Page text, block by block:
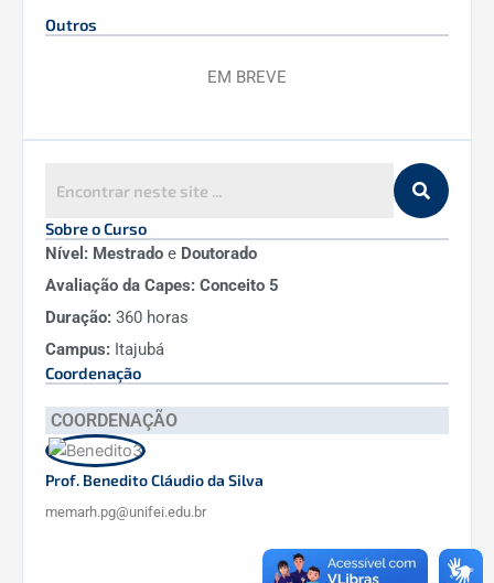
Outros
EM BREVE
Sobre o Curso
Nível: Mestrado e Doutorado
Avaliação da Capes: Conceito 5
Duração: 360 horas
Campus: Itajubá
Coordenação
COORDENAÇÃO
Prof. Benedito Cláudio da Silva
memarh.pg@unifei.edu.br